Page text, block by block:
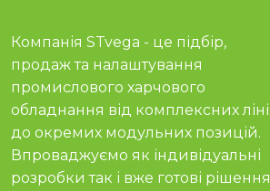
Компанія STvega - це підбір,
продаж та налаштування
промислового харчового
обладнання від комплексних
до окремих модульних позицій.
Впроваджуємо як індивідуальні
розробки так і вже готові